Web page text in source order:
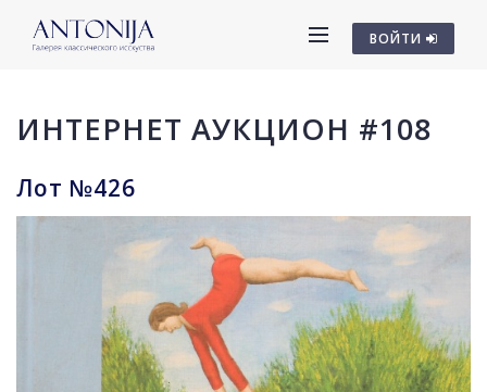
ВОЙТИ
ИНТЕРНЕТ АУКЦИОН #108
Лот №426